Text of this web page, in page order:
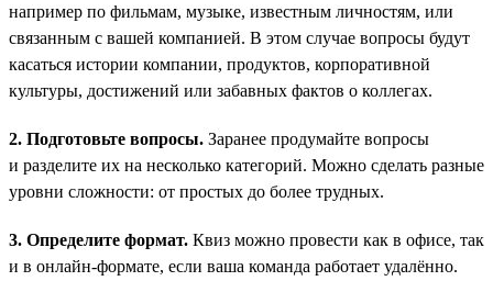
например по фильмам, музыке, известным личностям, или
связанным с вашей компанией. В этом случае вопросы будут
касаться истории компании, продуктов, корпоративной
культуры, достижений или забавных фактов о коллегах.
2. Подготовьте вопросы. Заранее продумайте вопросы
и разделите их на несколько категорий. Можно сделать разные
уровни сложности: от простых до более трудных.
3. Определите формат. Квиз можно провести как в офисе, так
и в онлайн-формате, если ваша команда работает удалённо.